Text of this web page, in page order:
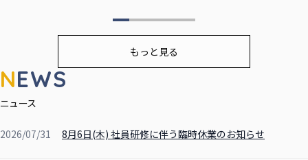
もっと見る
8月6日(木) 社員研修に伴う臨時休業のお知らせ
2026/07/31